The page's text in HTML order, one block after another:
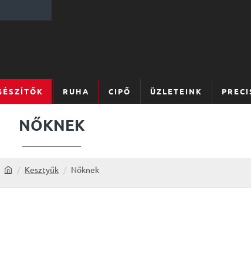
RUHA CIPŐ ÜZLETEINK
NŐKNEK
o
Kesztyűk Nőknek